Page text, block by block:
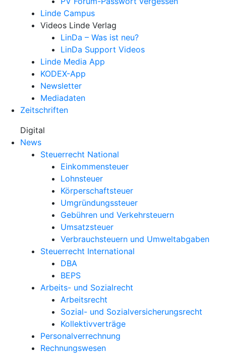
Linde Campus
Videos Linde Verlag
LinDa – Was ist neu?
LinDa Support Videos
Linde Media App
KODEX-App
Newsletter
Mediadaten
Zeitschriften
Digital
News
Steuerrecht National
Einkommensteuer
Lohnsteuer
Körperschaftsteuer
Umgründungssteuer
Gebühren und Verkehrsteuern
Umsatzsteuer
Verbrauchsteuern und Umweltabgaben
Steuerrecht International
DBA
BEPS
Arbeits- und Sozialrecht
Arbeitsrecht
Sozial- und Sozialversicherungsrecht
Kollektivverträge
Personalverrechnung
Rechnungswesen